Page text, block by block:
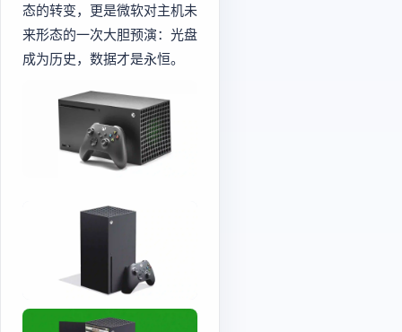
态的转变，更是微软对主机未
来形态的一次大胆预演：光盘
成为历史，数据才是永恒。